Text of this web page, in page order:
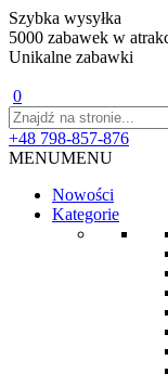
Szybka wysyłka
5000 zabawek w
Unikalne zabawki
0
+48 798-857-876
MENUMENU
Nowości
Kategorie